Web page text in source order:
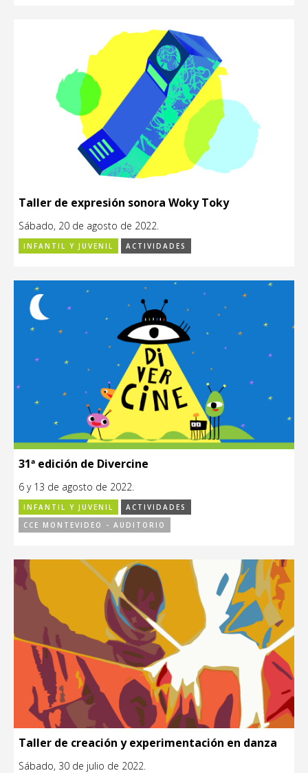
Taller de expresión sonora Woky Toky
Sábado, 20 de agosto de 2022.
INFANTIL Y JUVENIL ACTIVIDADES
31ª edición de Divercine
6 y 13 de agosto de 2022.
INFANTIL Y JUVENIL
ACTIVIDADES
CCE MONTEVIDEO - AUDITORIO
Taller de creación y experimentación en danza
Sábado, 30 de julio de 2022.